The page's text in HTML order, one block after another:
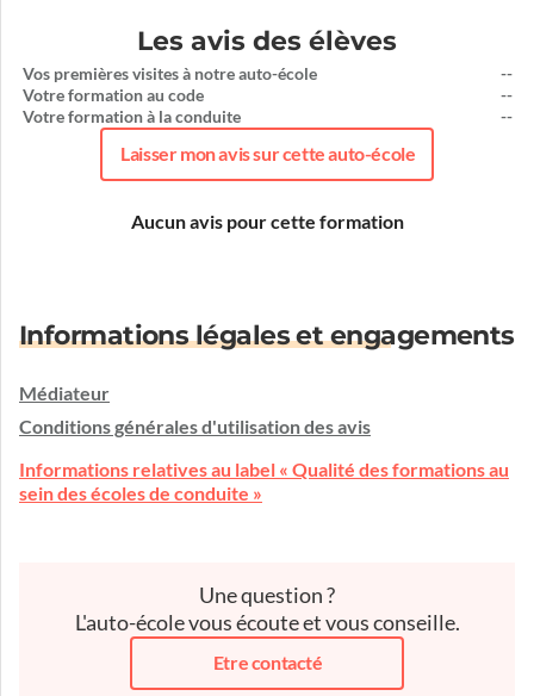
Les avis des élèves
Vos premières visites à notre auto-école
Votre formation au code
Votre formation à la conduite
--
--
--
Laisser mon avis sur cette auto-école
Aucun avis pour cette formation
Informations légales et engagements
Médiateur
Conditions générales d'utilisation des avis
Informations relatives au label « Qualité des formations au
sein des écoles de conduite »
Une question ?
L'auto-école vous écoute et vous conseille.
Etre contacté